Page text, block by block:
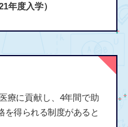
年度入学）
療に貢献し、4年間で助
を得られる制度があると